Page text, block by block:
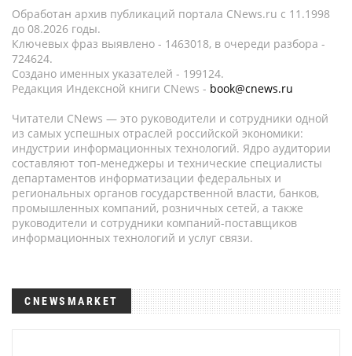
Обработан архив публикаций портала CNews.ru c 11.1998
до 08.2026 годы.
Ключевых фраз выявлено - 1463018, в очереди разбора -
724624.
Создано именных указателей - 199124.
Редакция Индексной книги CNews - book@cnews.ru
Читатели CNews — это руководители и сотрудники одной
из самых успешных отраслей российской экономики:
индустрии информационных технологий. Ядро аудитории
составляют топ-менеджеры и технические специалисты
департаментов информатизации федеральных и
региональных органов государственной власти, банков,
промышленных компаний, розничных сетей, а также
руководители и сотрудники компаний-поставщиков
информационных технологий и услуг связи.
CNEWSMARKET